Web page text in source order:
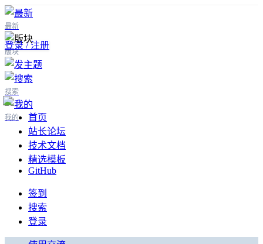
最新
版块
搜索
我的
登录 / 注册
首页
站长论坛
技术文档
精选模板
GitHub
签到
搜索
登录